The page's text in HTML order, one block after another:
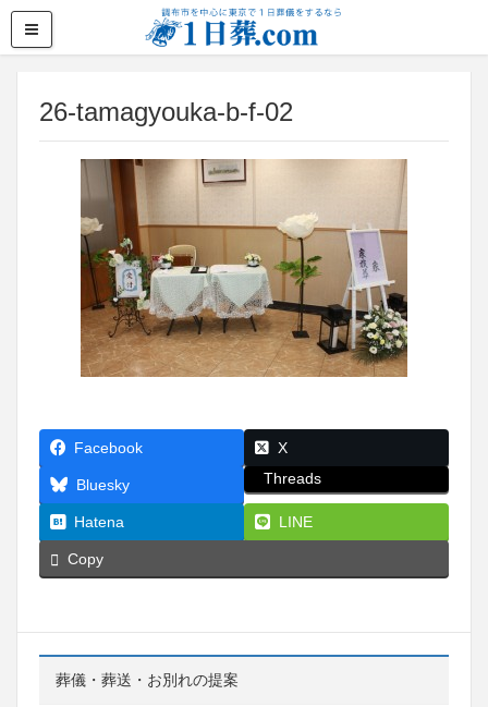
26-tamagyouka-b-f-02
Facebook X
Bluesky Threads
Hatena LINE
Copy
葬儀・葬送・お別れの提案